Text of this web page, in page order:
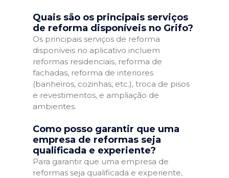
Quais são os principais serviços
de reforma disponíveis no Grifo?
Os principais serviços de reforma
disponíveis no aplicativo incluem
reformas residenciais, reforma de
fachadas, reforma de interiores
(banheiros, cozinhas, etc.), troca de pisos
e revestimentos, e ampliação de
ambientes.
Como posso garantir que uma
empresa de reformas seja
qualificada e experiente?
Para garantir que uma empresa de
reformas seja qualificada e experiente,